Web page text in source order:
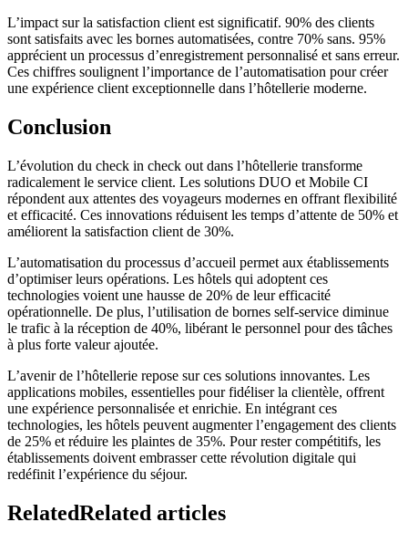
L’impact sur la satisfaction client est significatif. 90% des clients
sont satisfaits avec les bornes automatisées, contre 70% sans. 95%
apprécient un processus d’enregistrement personnalisé et sans erreur.
Ces chiffres soulignent l’importance de l’automatisation pour créer
une expérience client exceptionnelle dans l’hôtellerie moderne.
Conclusion
L’évolution du check in check out dans l’hôtellerie transforme
radicalement le service client. Les solutions DUO et Mobile CI
répondent aux attentes des voyageurs modernes en offrant flexibilité
et efficacité. Ces innovations réduisent les temps d’attente de 50% et
améliorent la satisfaction client de 30%.
L’automatisation du processus d’accueil permet aux établissements
d’optimiser leurs opérations. Les hôtels qui adoptent ces
technologies voient une hausse de 20% de leur efficacité
opérationnelle. De plus, l’utilisation de bornes self-service diminue
le trafic à la réception de 40%, libérant le personnel pour des tâches
à plus forte valeur ajoutée.
L’avenir de l’hôtellerie repose sur ces solutions innovantes. Les
applications mobiles, essentielles pour fidéliser la clientèle, offrent
une expérience personnalisée et enrichie. En intégrant ces
technologies, les hôtels peuvent augmenter l’engagement des clients
de 25% et réduire les plaintes de 35%. Pour rester compétitifs, les
établissements doivent embrasser cette révolution digitale qui
redéfinit l’expérience du séjour.
RelatedRelated articles